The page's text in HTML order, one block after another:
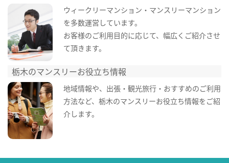
ウィークリーマンション・マンスリーマンション
を多数運営しています。
お客様のご利用目的に応じて、幅広くご紹介させ
て頂きます。
栃木のマンスリーお役立ち情報
地域情報や、出張・観光旅行・おすすめのご利用
方法など、栃木のマンスリーお役立ち情報をご紹
介します。